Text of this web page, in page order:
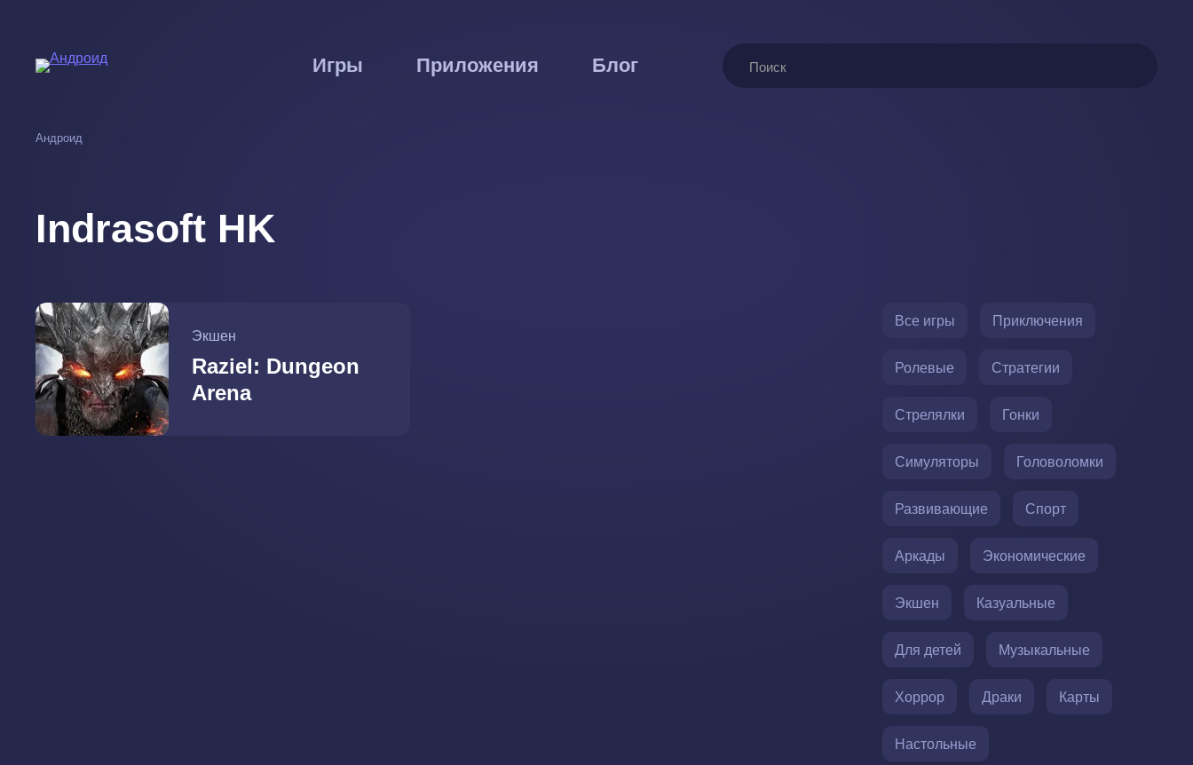
основному
Игры Приложения Блог Поиск
Андроид
Indrasoft HK
Экшен
Raziel: Dungeon
Arena
Все игры Приключения
Ролевые Стратегии
Стрелялки Гонки
Симуляторы Головоломки
Развивающие Спорт
Аркады Экономические
Экшен Казуальные
Для детей Музыкальные
Хоррор Драки Карты
Настольные